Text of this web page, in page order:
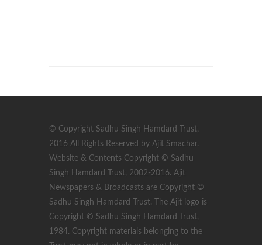
© Copyright Sadhu Singh Hamdard Trust,
2016 All Rights Reserved by Ajit Smachar.
Website & Contents Copyright © Sadhu
Singh Hamdard Trust, 2002-2016. Ajit
Newspapers & Broadcasts are Copyright ©
Sadhu Singh Hamdard Trust. The Ajit logo is
Copyright © Sadhu Singh Hamdard Trust,
1984. Copyright materials belonging to the